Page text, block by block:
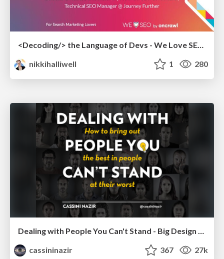
<Decoding/> the Language of Devs - We Love SEO 2024
nikkihalliwell
1 280
Dealing with People You Can't Stand - Big Design 2015
cassininazir
367 27k